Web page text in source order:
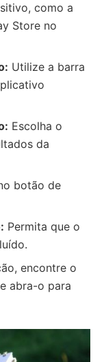
como a
Store no
Utilize a barra
Escolha o
da
botão de
Permita que o
encontre o
abra-o para